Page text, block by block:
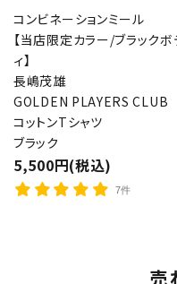
コンビネーションミール
【当店限定カラー/ブラックボ
ィ】
長嶋茂雄
GOLDEN PLAYERS CLUB
コットンTシャツ
ブラック
5,500円(税込)
7件
売